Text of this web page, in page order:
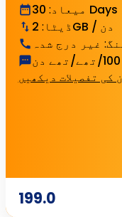
میعاد:
30 Days
ڈیٹا :
2GB / دن
: غیر درج شدہ
100/تھے/تھے دن
کی تفصیلات دیکھیں
199.0